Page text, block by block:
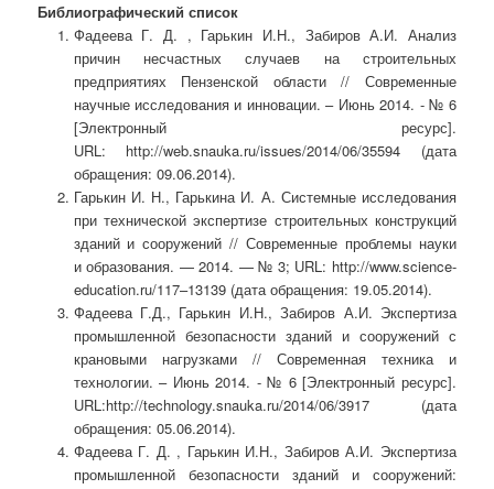
Библиографический список
Фадеева Г. Д. , Гарькин И.Н., Забиров А.И. Анализ
причин несчастных случаев на строительных
предприятиях Пензенской области // Современные
научные исследования и инновации. – Июнь 2014. - № 6
[Электронный ресурс].
URL: http://web.snauka.ru/issues/2014/06/35594 (дата
обращения: 09.06.2014).
Гарькин И. Н., Гарькина И. А. Системные исследования
при технической экспертизе строительных конструкций
зданий и сооружений // Современные проблемы науки
и образования. — 2014. — № 3; URL: http://www.science-
education.ru/117–13139 (дата обращения: 19.05.2014).
Фадеева Г.Д., Гарькин И.Н., Забиров А.И. Экспертиза
промышленной безопасности зданий и сооружений с
крановыми нагрузками // Современная техника и
технологии. – Июнь 2014. - № 6 [Электронный ресурс].
URL:http://technology.snauka.ru/2014/06/3917 (дата
обращения: 05.06.2014).
Фадеева Г. Д. , Гарькин И.Н., Забиров А.И. Экспертиза
промышленной безопасности зданий и сооружений: